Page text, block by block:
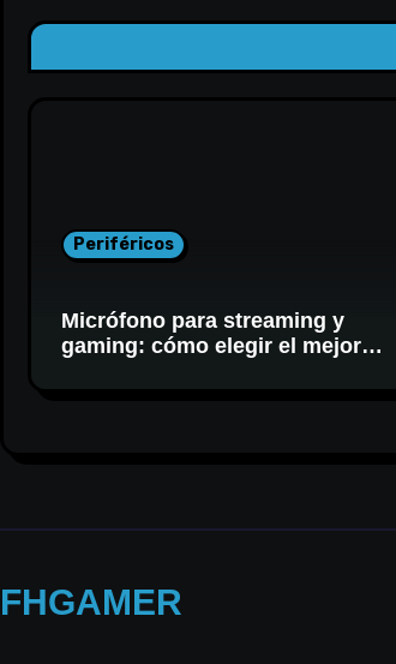
Periféricos
Micrófono para streaming y
gaming: cómo elegir el mejor
FHGAMER